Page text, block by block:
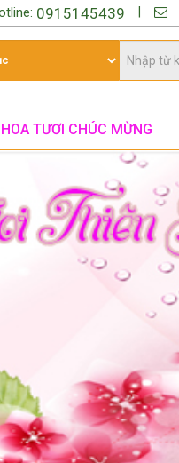
0915145439
HOA TƯƠI CHÚC MỪNG